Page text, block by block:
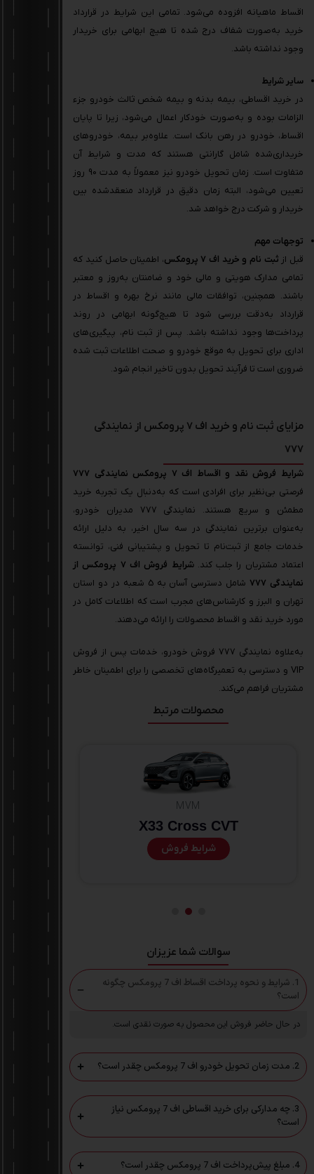
اقساط ماهیانه افزوده می‌شود. تمامی این شرایط در قرارداد
خرید به‌صورت شفاف درج شده تا هیچ ابهامی برای خریدار
وجود نداشته باشد.
سایر شرایط
در خرید اقساطی، بیمه بدنه و بیمه شخص ثالث خودرو جزء
الزامات بوده و به‌صورت خودکار اعمال می‌شود، زیرا تا پایان
اقساط، خودرو در رهن بانک است. علاوه‌بر بیمه، خودروهای
خریداری‌شده شامل گارانتی هستند که مدت و شرایط آن
متفاوت است. زمان تحویل خودرو نیز معمولاً به مدت 90 روز
تعیین می‌شود، البته زمان دقیق در قرارداد منعقدشده بین
خریدار و شرکت درج خواهد شد.
توجهات مهم
قبل از ثبت نام و خرید اف 7 پرومکس
، اطمینان حاصل کنید که
تمامی مدارک هویتی و مالی خود و ضامنتان به‌روز و معتبر
باشند. همچنین، توافقات مالی مانند نرخ بهره و اقساط در
قرارداد به‌دقت بررسی شود تا هیچ‌گونه ابهامی در روند
پرداخت‌ها وجود نداشته باشد. پس از ثبت نام، پیگیری‌های
اداری برای تحویل به موقع خودرو و صحت اطلاعات ثبت شده
ضروری است تا فرآیند تحویل بدون تاخیر انجام شود.
مزایای ثبت نام و خرید اف 7 پرومکس از نمایندگی
777
شرایط فروش نقد و اقساط اف 7 پرومکس نمایندگی
777
فرصتی بی‌نظیر برای افرادی است که به‌دنبال یک تجربه خرید
مطمئن و سریع هستند. نمایندگی 777 مدیران خودرو،
به‌عنوان برترین نمایندگی در سه سال اخیر، به دلیل ارائه
خدمات جامع از ثبت‌نام تا تحویل و پشتیبانی فنی، توانسته
اعتماد مشتریان را جلب کند.
شرایط فروش اف 7 پرومکس از
نمایندگی 777
شامل دسترسی آسان به 5 شعبه در دو استان
تهران و البرز و کارشناس‌های مجرب است که اطلاعات کامل در
مورد خرید نقد و اقساط محصولات را ارائه می‌دهند.
به‌علاوه نمایندگی 777 فروش خودرو، خدمات پس از فروش
VIP و دسترسی به تعمیرگاه‌های تخصصی را برای اطمینان خاطر
مشتریان فراهم می‌کند.
محصولات مرتبط
X33 Cross CVT
MVM
شرایط فروش
سوالات شما عزیزان
1. شرایط و نحوه پرداخت اقساط اف 7 پرومکس چگونه
است؟
در حال حاضر فروش این محصول به صورت نقدی است.
2. مدت زمان تحویل خودرو اف 7 پرومکس چقدر است؟
3. چه مدارکی برای خرید اقساطی اف 7 پرومکس نیاز
است؟
4. مبلغ پیش‌پرداخت اف 7 پرومکس چقدر است؟